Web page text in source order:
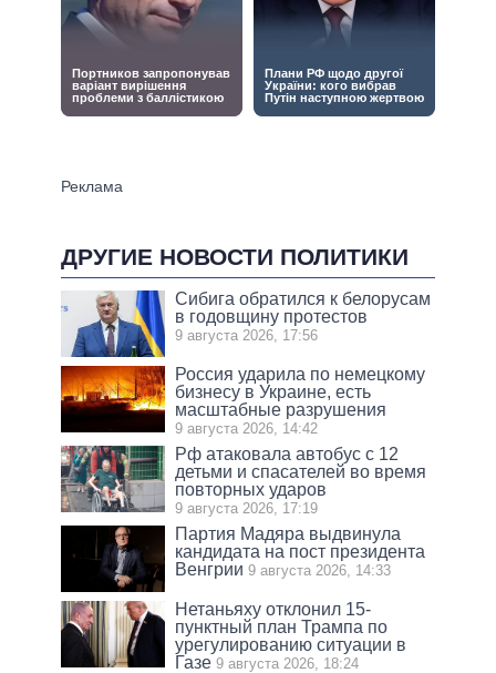
ДРУГИЕ НОВОСТИ ПОЛИТИКИ
Сибига обратился к белорусам
в годовщину протестов
9 августа 2026, 17:56
Россия ударила по немецкому
бизнесу в Украине, есть
масштабные разрушения
9 августа 2026, 14:42
Рф атаковала автобус с 12
детьми и спасателей во время
повторных ударов
9 августа 2026, 17:19
Партия Мадяра выдвинула
кандидата на пост президента
Венгрии 9 августа 2026, 14:33
Нетаньяху отклонил 15-
пунктный план Трампа по
урегулированию ситуации в
Газе 9 августа 2026, 18:24